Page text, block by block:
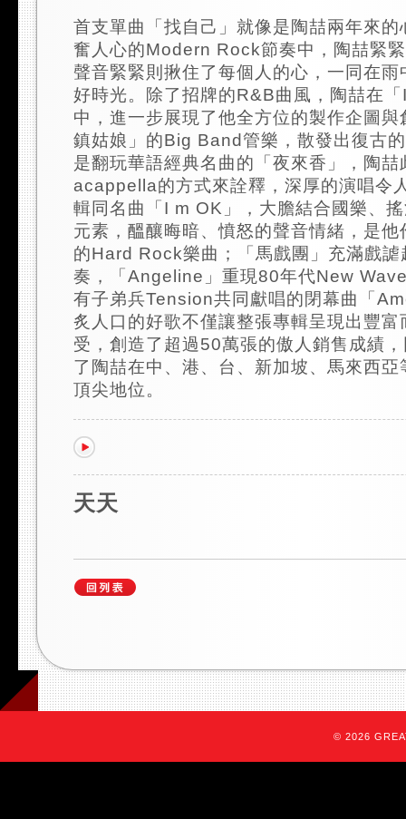
首支單曲「找自己」就像是陶喆兩年來的
奮人心的Modern Rock節奏中，陶喆緊
聲音緊緊則揪住了每個人的心，一同在雨
好時光。除了招牌的R&B曲風，陶喆在
中，進一步展現了他全方位的製作企圖與
鎮姑娘」的Big Band管樂，散發出復古
是翻玩華語經典名曲的「夜來香」，陶喆
acappella的方式來詮釋，深厚的演唱令
輯同名曲「I m OK」，大膽結合國樂、
元素，醞釀晦暗、憤怒的聲音情緒，是他
的Hard Rock樂曲；「馬戲團」充滿戲
奏，「Angeline」重現80年代New
有子弟兵Tension共同獻唱的閉幕曲「
炙人口的好歌不僅讓整張專輯呈現出豐富
受，創造了超過50萬張的傲人銷售成績
了陶喆在中、港、台、新加坡、馬來西亞
頂尖地位。
天天
© 2026